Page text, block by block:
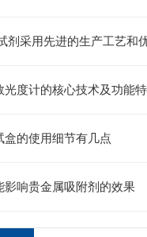
剂采用先进的生产工艺和
光度计的核心技术及功能
盒的使用细节有几点
影响贵金属吸附剂的效果